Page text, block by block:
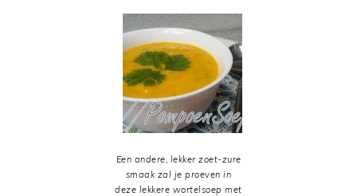
Een andere, lekker zoet-zure
smaak zal je proeven in
deze lekkere wortelsoep met